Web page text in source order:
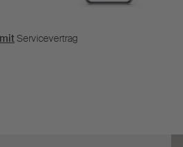
mitServicevertrag